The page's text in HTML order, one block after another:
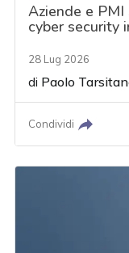
Aziende e
cyber security
28 Lug 2026
di Paolo
Condividi